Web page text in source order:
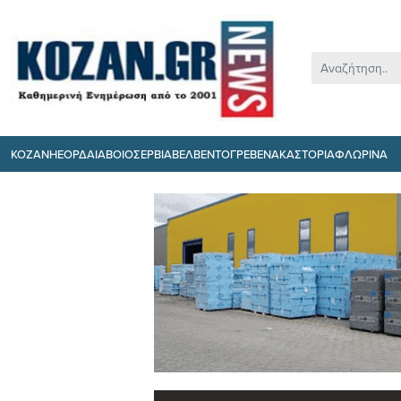
ΚΟΖΑΝΗΕΟΡΔΑΙΑΒΟΙΟΣΕΡΒΙΑΒΕΛΒΕΝΤΟΓΡΕΒΕΝΑΚΑΣΤΟΡΙΑΦΛΩΡΙΝΑ